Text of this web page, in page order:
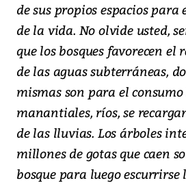
de sus propios espacios
de la vida. No olvide usted,
que los bosques favorecen el
de las aguas subterráneas,
mismas son para el
manantiales, ríos, se
de las lluvias. Los árboles
millones de gotas que caen
bosque para luego escurrirse